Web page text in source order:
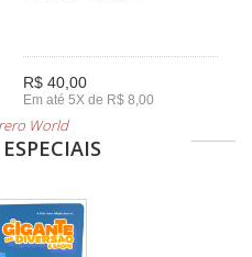
R$ 40,00
Em até 5X de R$ 8,00
World